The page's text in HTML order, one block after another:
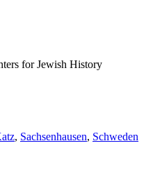
for Jewish History
, Sachsenhausen, Schweden